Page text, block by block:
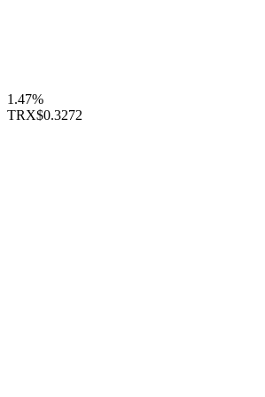
1.47%
TRX$0.3272